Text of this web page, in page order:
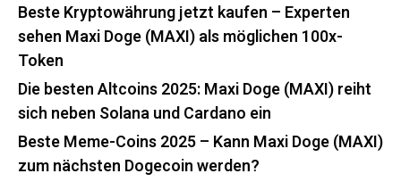
Beste Kryptowährung jetzt kaufen – Experten
sehen Maxi Doge (MAXI) als möglichen 100x-
Token
Die besten Altcoins 2025: Maxi Doge (MAXI) reiht
sich neben Solana und Cardano ein
Beste Meme-Coins 2025 – Kann Maxi Doge (MAXI)
zum nächsten Dogecoin werden?